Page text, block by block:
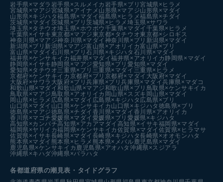
岩手県×マダラ 岩手県×スルメイカ 岩手県×ブリ宮城県×ヒラメ
宮城県×マアジ宮城県×アイナメ 山形県×マアジ山形県×マダイ
山形県×キジハタ福島県×マダイ福島県×ヒラメ福島県×チダイ
茨城県×マダイ 茨城県×ブリ茨城県×ヒラメ埼玉県×サワラ
埼玉県×タチウオ埼玉県×ホウボウ 千葉県×マダイ 千葉県×ヒラメ
千葉県×イサキ 東京都×マアジ 東京都×タチウオ東京都×シロギス
神奈川県×マアジ神奈川県×マダイ 神奈川県×ブリ 新潟県×マダイ
新潟県×ブリ 新潟県×マアジ富山県×アオリイカ富山県×ブリ
富山県×マダイ 石川県×ブリ石川県×キジハタ 石川県×マダイ
福井県×ケンサキイカ 福井県×マダイ福井県×アオリイカ静岡県×マダイ
静岡県×イサキ静岡県×マアジ愛知県×ブリ愛知県×マダイ
愛知県×タチウオ三重県×ブリ 三重県×マダイ 三重県×ヒラメ
京都府×ケンサキイカ 京都府×ブリ 京都府×マダイ 大阪府×マダイ
大阪府×サワラ 大阪府×ブリ兵庫県×ブリ兵庫県×マダイ兵庫県×マダコ
和歌山県×マダイ和歌山県×マアジ和歌山県×ブリ 鳥取県×ケンサキイカ
鳥取県×マアジ 鳥取県×アオリイカ 岡山県×スズキ 岡山県×マダイ
岡山県×ヒラメ 広島県×マダイ 広島県×キジハタ 広島県×ブリ
山口県×マダイ 山口県×ケンサキイカ 山口県×キジハタ 徳島県×ブリ
徳島県×マアジ徳島県×チダイ 香川県×マダイ 香川県×アオリイカ
香川県×マゴチ愛媛県×マダイ 愛媛県×ブリ愛媛県×キジハタ
高知県×カンパチ高知県×アカアマダイ 高知県×イサキ福岡県×マダイ
福岡県×ヤリイカ福岡県×ケンサキイカ 佐賀県×マダイ 佐賀県×ヒラマサ
佐賀県×イサキ長崎県×マダイ 長崎県×キジハタ長崎県×オオモンハタ
熊本県×マダイ 熊本県×ヒラメ 熊本県×メバル 鹿児島県×マダイ
鹿児島県×ケンサキイカ 鹿児島県×アオハタ沖縄県×スジアラ
沖縄県×キハダ沖縄県×バラハタ
各都道府県の潮見表 ・タイドグラフ